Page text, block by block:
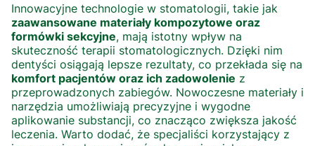
Innowacyjne technologie w stomatologii, takie jak
zaawansowane materiały kompozytowe oraz
formówki sekcyjne, mają istotny wpływ na
skuteczność terapii stomatologicznych. Dzięki nim
dentyści osiągają lepsze rezultaty, co przekłada się na
komfort pacjentów oraz ich zadowolenie z
przeprowadzonych zabiegów. Nowoczesne materiały i
narzędzia umożliwiają precyzyjne i wygodne
aplikowanie substancji, co znacząco zwiększa jakość
leczenia. Warto dodać, że specjaliści korzystający z